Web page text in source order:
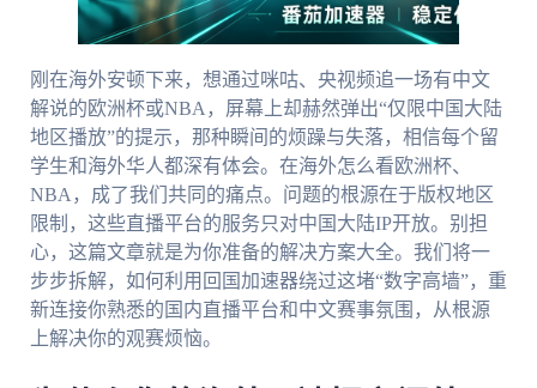
刚在海外安顿下来，想通过咪咕、央视频追一场有中文
解说的欧洲杯或NBA，屏幕上却赫然弹出“仅限中国大陆
地区播放”的提示，那种瞬间的烦躁与失落，相信每个留
学生和海外华人都深有体会。在海外怎么看欧洲杯、
NBA，成了我们共同的痛点。问题的根源在于版权地区
限制，这些直播平台的服务只对中国大陆IP开放。别担
心，这篇文章就是为你准备的解决方案大全。我们将一
步步拆解，如何利用回国加速器绕过这堵“数字高墙”，重
新连接你熟悉的国内直播平台和中文赛事氛围，从根源
上解决你的观赛烦恼。